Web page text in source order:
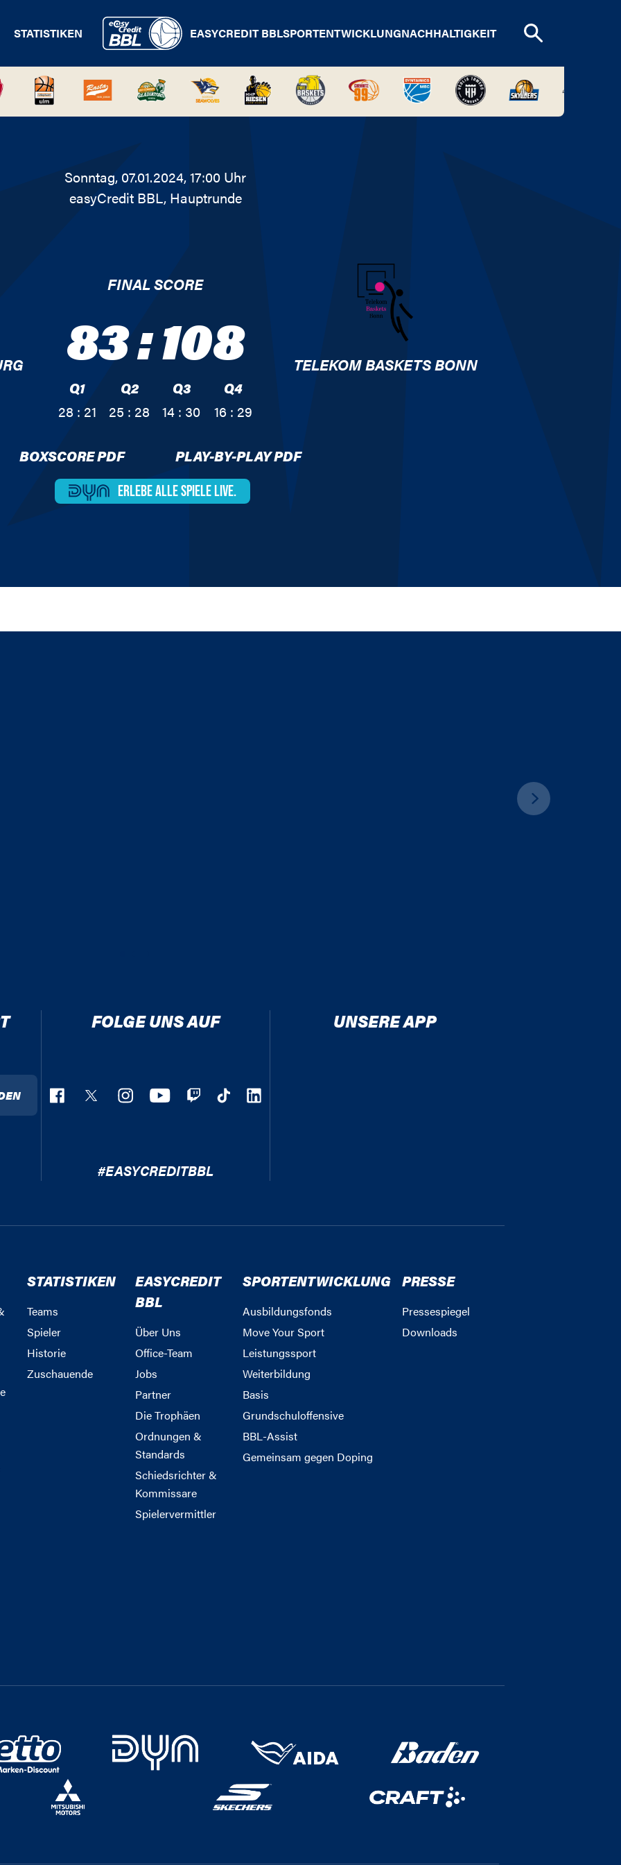
STATISTIKEN EASYCREDIT BBLSPORTENTWICKLUNGNACHHALTIGKEIT
Sonntag, 07.01.2024, 17:00 Uhr
easyCredit BBL, Hauptrunde
FINAL SCORE
83:108
Q1
28 : 21
Q2
25 : 28
Q3
14 : 30
Q4
16 : 29
TELEKOM BASKETS BONN
BOXSCORE PDF PLAY-BY-PLAY PDF
ERLEBE ALLESPIELE LIVE.
FOLGE UNS AUF
#EASYCREDITBBL
UNSERE APP
STATISTIKEN
Teams
Spieler
Historie
Zuschauende
EASYCREDIT
BBL
Über Uns
Office-Team
Jobs
Partner
Die Trophäen
Ordnungen &
Standards
Schiedsrichter &
Kommissare
Spielervermittler
SPORTENTWICKLUNG
Ausbildungsfonds
Move Your Sport
Leistungssport
Weiterbildung
Basis
Grundschuloffensive
BBL-Assist
Gemeinsam gegen Doping
PRESSE
Pressespiegel
Downloads